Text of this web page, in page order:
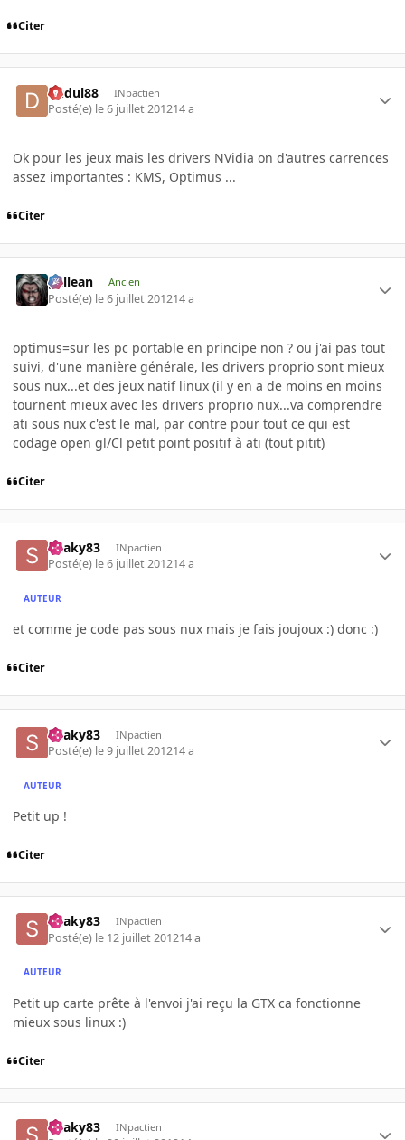
Citer
dudul88 INpactien
Posté(e) le 6 juillet 201214 a
Ok pour les jeux mais les drivers NVidia on d'autres carrences
assez importantes : KMS, Optimus ...
Citer
gallean Ancien
Posté(e) le 6 juillet 201214 a
optimus=sur les pc portable en principe non ? ou j'ai pas tout
suivi, d'une manière générale, les drivers proprio sont mieux
sous nux...et des jeux natif linux (il y en a de moins en moins
tournent mieux avec les drivers proprio nux...va comprendre
ati sous nux c'est le mal, par contre pour tout ce qui est
codage open gl/Cl petit point positif à ati (tout pitit)
Citer
Snaky83 INpactien
Posté(e) le 6 juillet 201214 a
AUTEUR
et comme je code pas sous nux mais je fais joujoux :) donc :)
Citer
Snaky83 INpactien
Posté(e) le 9 juillet 201214 a
AUTEUR
Petit up !
Citer
Snaky83 INpactien
Posté(e) le 12 juillet 201214 a
AUTEUR
Petit up carte prête à l'envoi j'ai reçu la GTX ca fonctionne
mieux sous linux :)
Citer
Snaky83 INpactien